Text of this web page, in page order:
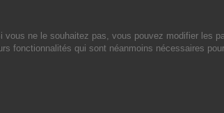
ne le souhaitez pas, vous pouvez modifier les
fonctionnalités qui sont néanmoins nécessaires